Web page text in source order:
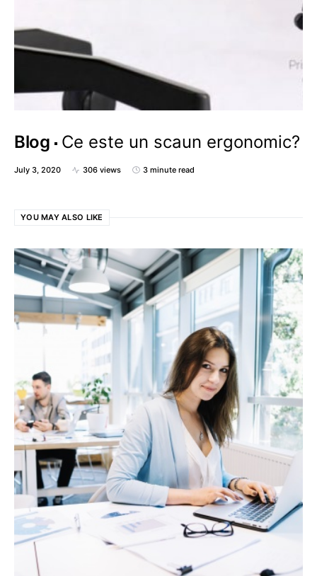
Blog Ce este un scaun ergonomic?
July 3, 2020 306 views 3 minute read
YOU MAY ALSO LIKE